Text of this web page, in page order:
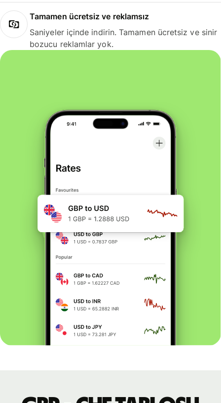
Tamamen ücretsiz ve reklamsız
Saniyeler içinde indirin. Tamamen ücretsiz ve sinir
bozucu reklamlar yok.